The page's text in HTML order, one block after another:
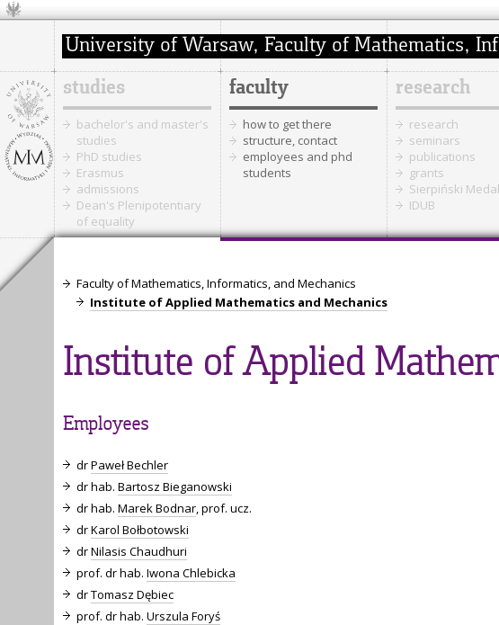
studies
bachelor's and master's
studies
PhD studies
Erasmus
admissions
Dean's Plenipotentiary
of equality
faculty
how to get there
structure, contact
employees and phd
students
research
research
seminars
publications
grants
Sierpiński Medal
IDUB
Faculty of Mathematics, Informatics, and Mechanics
Institute of Applied Mathematics and Mechanics
Institute of Applied
Employees
drPaweł Bechler
dr hab. Bartosz Bieganowski
dr hab. Marek Bodnar , prof. ucz.
drKarol Bołbotowski
drNilasis Chaudhuri
prof. dr hab. Iwona Chlebicka
drTomasz Dębiec
prof. dr hab. Urszula Foryś